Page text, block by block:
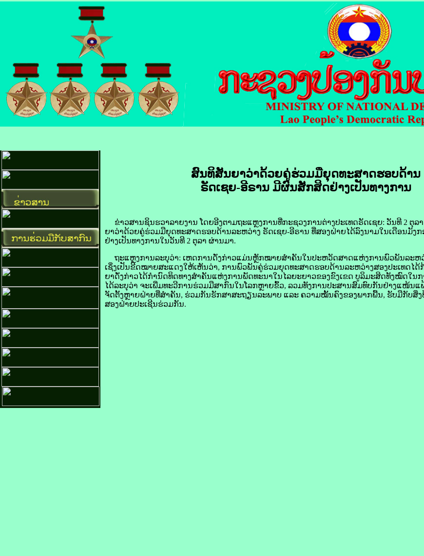
ສົນທິສັນຍາ​ວ່າ​ດ້ວຍ​ຄູ່ຮ່ວມມື​ຍຸດ​ທະ​ສາດ​ຮອບດ້ານ
ຣັດ​ເຊຍ-ອີ​ຣານ ມີ​ຜົນ​ສັກສິດ​ຢ່າງ​ເປັນ​ທາງ​ການ
ຂ່າວສານ​ຊິນ​ຮວາ​ລາຍ​ງານ​ ໂດຍ​ອີງ​ຕາມ​ຖະແຫຼງການ​ທີ່​ກະຊວງ​ການ​ຕ່າງປະເທດ​ຣັດ​ເຊຍ​​: ວັນ​ທີ 2 ຕຸລ
ຍາ​ວ່າ​ດ້ວຍ​ຄູ່ຮ່ວມມື​ຍຸດ​ທະ​ສາດ​ຮອບດ້ານ​ລະຫວ່າງ​ ຣັດ​ເຊຍ-ອີ​ຣານ ທີ່​ສອງ​ຝ່າຍ​ໄດ້​ລົງ​ນາມ​ໃນ​ເດືອນ​ມັງ
ຢ່າງ​ເປັນ​ທາງ​ການ​ໃນ​ວັນ​ທີ 2 ຕຸລາ ຜ່ານມາ.
ຖະແຫຼງການ​ລະບຸ​ວ່າ: ເຫດການ​ດັ່ງກ່າວ​ແມ່ນ​ຫຼັກ​ໝາຍ​​ສຳຄັນ​ໃນ​ປະຫວັດສາດ​ແຫ່ງ​ການ​ພົວພັນ​ລະຫ
ເຊິ່ງ​ເປັນ​ຂີດ​ໝາຍ​ສະແດງ​ໃຫ້​ເຫັນ​ວ່າ, ການ​ພົວພັນ​ຄູ່​ຮ່ວມ​ຍຸດ​ທະ​ສາດ​ຮອບດ້ານ​ລະຫວ່າງ​ສອງ​ປະເທດ​ໄ
ຍາ​ດັ່ງກ່າວ​ໄດ້​ກຳນົດ​ທິດ​ທາງ​ສຳຄັນ​ແຫ່ງ​ການ​ພັດທະນາ​ໃນ​ໄລຍະ​ຍາວ​ຂອງ​ຂົງເຂດ ບູລິມະສິດ​ທັງ​ໝົດ​ໃນ​
ໄດ້​ລະບຸ​ວ່າ ຈະ​ເພີ່ມ​ທະວີ​ການ​ຮ່ວມ​ມື​ສາກົນ​ໃນ​ໂລກ​ຫຼາຍ​ຂົ້ວ, ລວມ​ທັງ​ການ​ປະສານ​ສົມທົບ​ກັນ​ຢ່າງ​ແໜ້ນ​ແ
ຈັດຕັ້ງ​ຫຼາຍ​ຝ່າຍ​ທີ່​ສຳຄັນ, ຮ່ວມ​ກັນ​ຮັກສາ​ສະຖຽນ​ລະ​ພາບ ແລະ ຄວາມ​ໝັ້ນຄົງ​ຂອງ​ພາກ​ພື້ນ, ຮັບ​ມື​ກັບ​ສິ່ງ​
ສອງ​ຝ່າຍ​ປະ​ເຊີນ​ຮ່ວມ​ກັນ.